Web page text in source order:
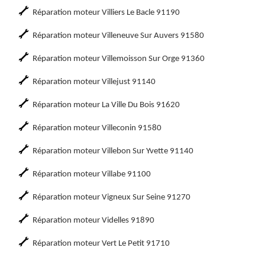
Réparation moteur Villiers Le Bacle 91190
Réparation moteur Villeneuve Sur Auvers 91580
Réparation moteur Villemoisson Sur Orge 91360
Réparation moteur Villejust 91140
Réparation moteur La Ville Du Bois 91620
Réparation moteur Villeconin 91580
Réparation moteur Villebon Sur Yvette 91140
Réparation moteur Villabe 91100
Réparation moteur Vigneux Sur Seine 91270
Réparation moteur Videlles 91890
Réparation moteur Vert Le Petit 91710